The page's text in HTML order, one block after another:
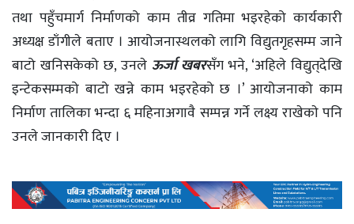
तथा पहुँचमार्ग निर्माणको काम तीव्र गतिमा भइरहेको कार्यकारी
अध्यक्ष डाँगीले बताए । आयोजनास्थलको लागि विद्युतगृहसम्म जाने
बाटो खनिसकेको छ, उनले ऊर्जा खबरसँग भने, ‘अहिले विद्युत्‌देखि
इन्टेकसम्मको बाटो खन्ने काम भइरहेको छ ।’ आयोजनाको काम
निर्माण तालिका भन्दा ६ महिनाअगावै सम्पन्न गर्ने लक्ष्य राखेकाे पनि
उनले जानकारी दिए ।